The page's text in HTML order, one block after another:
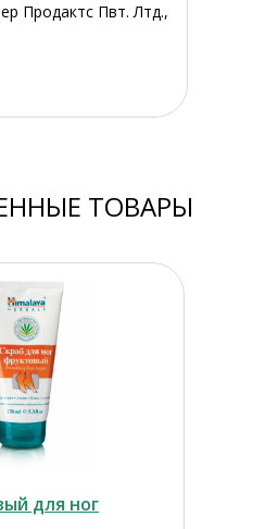
Продактс Пвт. Лтд.,
ТОВАРЫ
для ног